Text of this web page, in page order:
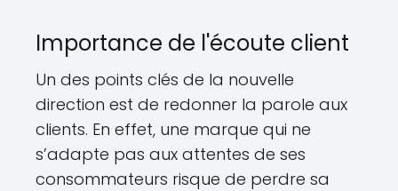
Importance de l'écoute client
Un des points clés de la nouvelle
direction est de redonner la parole aux
clients. En effet, une marque qui ne
s’adapte pas aux attentes de ses
consommateurs risque de perdre sa